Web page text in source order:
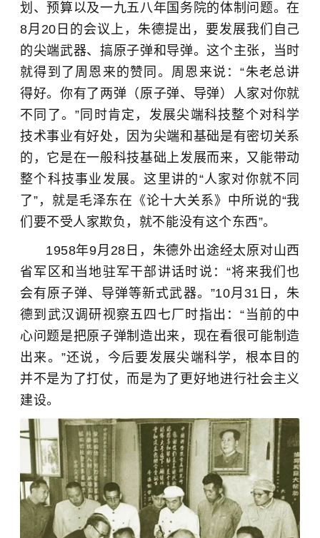
划、预算以及一九五八年国务院的体制问题。在
8月20日的会议上，朱德提出，要发展我们自己
的尖端武器、搞原子弹和导弹。这个主张，当时
就得到了周恩来的赞同。周恩来说：“朱老总讲
得好。你有了两弹（原子弹、导弹）人家对你就
不同了。”同时肯定，发展尖端科技整个对科学
技术事业有好处，因为尖端和基础是有密切关系
的，它是在一般科技基础上发展而来，又能带动
整个科技事业发展。这里讲的“人家对你就不同
了”，就是毛泽东在《论十大关系》中所说的“我
们要不受人家欺负，就不能没有这个东西”。
1958年9月28日，朱德外出途经太原对山西
省军区和当地驻军干部讲话时说：“将来我们也
会有原子弹、导弹等新式武器。”10月31日，朱
德到武汉调研视察五四七厂时指出：“当前的中
心问题是把原子弹制造出来，现在看很可能制造
出来。”还说，今后要发展尖端科学，根本目的
并不是为了打仗，而是为了更好地进行社会主义
建设。